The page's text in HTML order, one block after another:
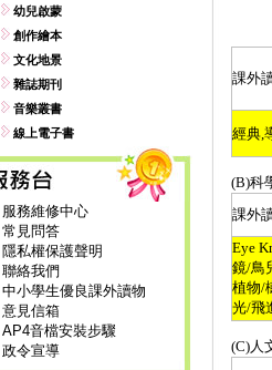
幼兒啟蒙
創作繪本
文化地景
雜誌期刊
音樂叢書
線上電子書
服務維修中心
常見問答
隱私權保護聲明
聯絡我們
中小學生優良課外讀物
意見信箱
AP4音檔安裝步驟
政令宣導
課外
經典,
(B)科
課外
Eye
鏡/鳥
植物/
光/飛
(C)人